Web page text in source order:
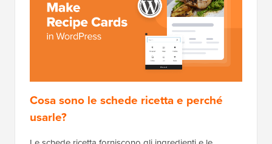
Cosa sono le schede ricetta e perché
usarle?